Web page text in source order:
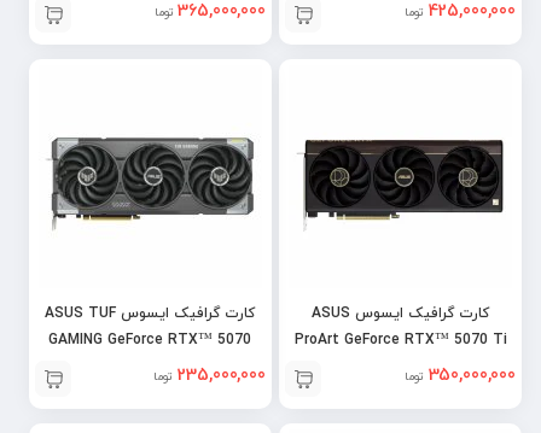
425,000,000 تومان 365,000,000 تومان
کارت گرافیک ایسوس ASUS
ProArt GeForce RTX™ 5070 Ti
16GB OC350,000,000 تومان
کارت گرافیک ایسوس ASUS TUF
GAMING GeForce RTX™ 5070
12GB OC235,000,000 تومان